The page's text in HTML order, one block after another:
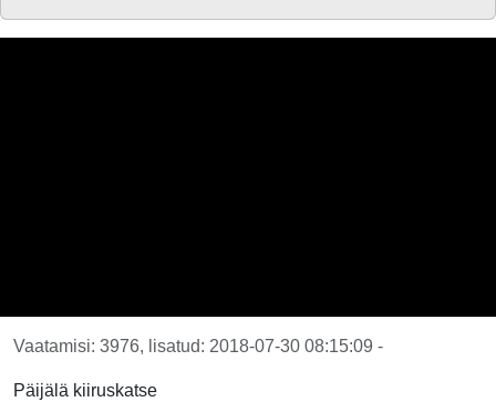
Vaatamisi: 3976, lisatud: 2018-07-30 08:15:09 -
Päijälä kiiruskatse